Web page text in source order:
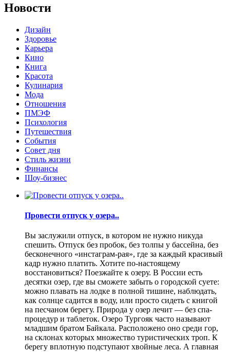
Новости
Дизайн
Здоровье
Карьера
Кино
Книга
Красота
Кулинария
Мода
Отношения
ПМЭФ
Психология
Путешествия
События
Совет дня
Стиль жизни
Финансы
Шоу-бизнес
Провести отпуск у озера..
Вы заслужили отпуск, в котором не нужно никуда
спешить. Отпуск без пробок, без толпы у бассейна, без
бесконечного «инстаграм-рая», где за каждый красивый
кадр нужно платить. Хотите по-настоящему
восстановиться? Поезжайте к озеру. В России есть
десятки озер, где вы сможете забыть о городской суете:
можно плавать на лодке в полной тишине, наблюдать,
как солнце садится в воду, или просто сидеть с книгой
на песчаном берегу. Природа у озер лечит — без спа-
процедур и таблеток. Озеро Тургояк часто называют
младшим братом Байкала. Расположено оно среди гор,
на склонах которых множество туристических троп. К
берегу вплотную подступают хвойные леса. А главная